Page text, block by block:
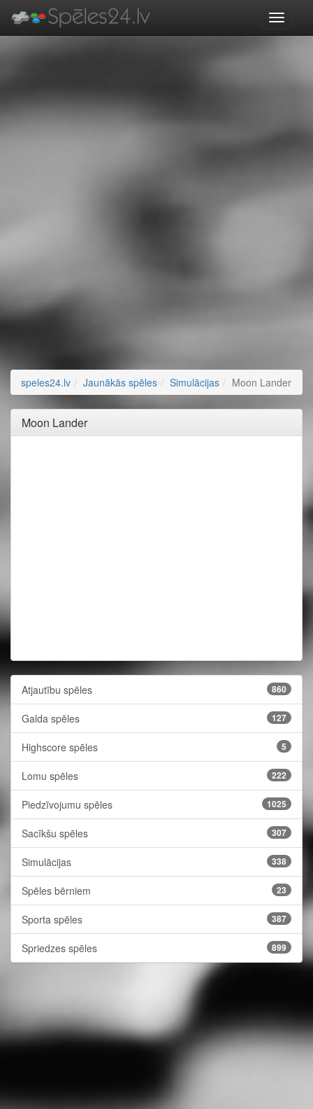
speles24.lv Jaunākās spēles Simulācijas Moon Lander
Moon Lander
Atjautību spēles 860
Galda spēles 127
Highscore spēles 5
Lomu spēles 222
Piedzīvojumu spēles 1025
Sacīkšu spēles 307
Simulācijas 338
Spēles bērniem 23
Sporta spēles 387
Spriedzes spēles 899